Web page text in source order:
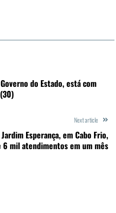
do Estado, está com
Next article
Esperança, em Cabo Frio,
6 mil atendimentos em um mês